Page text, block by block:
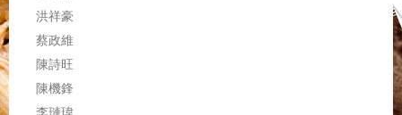
洪祥豪
蔡政維
陳詩旺
陳機鋒
李璉瑋